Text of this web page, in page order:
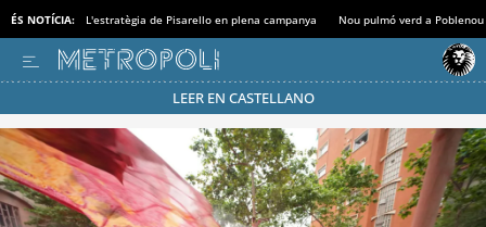
ÉS NOTÍCIA: L'estratègia de Pisarello en plena campanya Nou pulmó verd a Poblenou
LEER EN CASTELLANO
Passa’t al mode estalvi